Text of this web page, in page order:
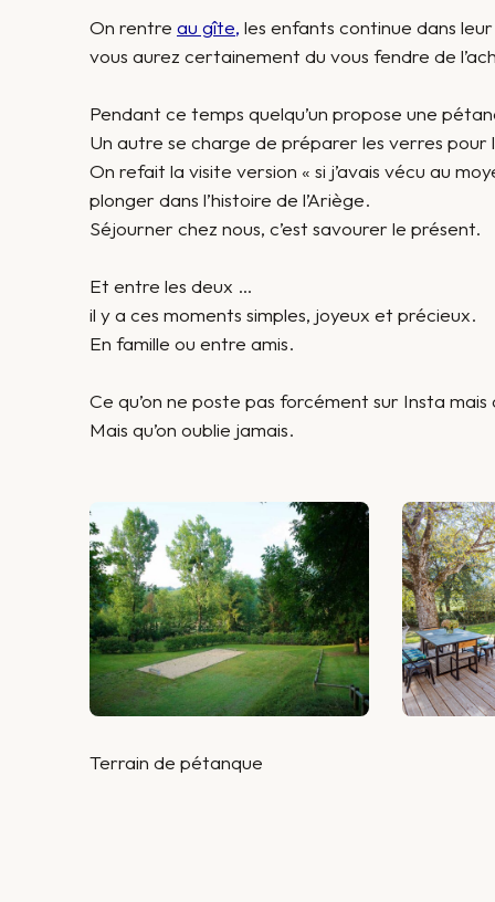
On rentre au gîte, les enfants continue dans
vous aurez certainement du vous fendre de
Pendant ce temps quelqu’un propose une
Un autre se charge de préparer les verres pour
On refait la visite version « si j’avais vécu au
plonger dans l’histoire de l’Ariège.
Séjourner chez nous, c’est savourer le présent.
Et entre les deux …
il y a ces moments simples, joyeux et précieux.
En famille ou entre amis.
Ce qu’on ne poste pas forcément sur Insta mais
Mais qu’on oublie jamais.
Terrain de pétanque